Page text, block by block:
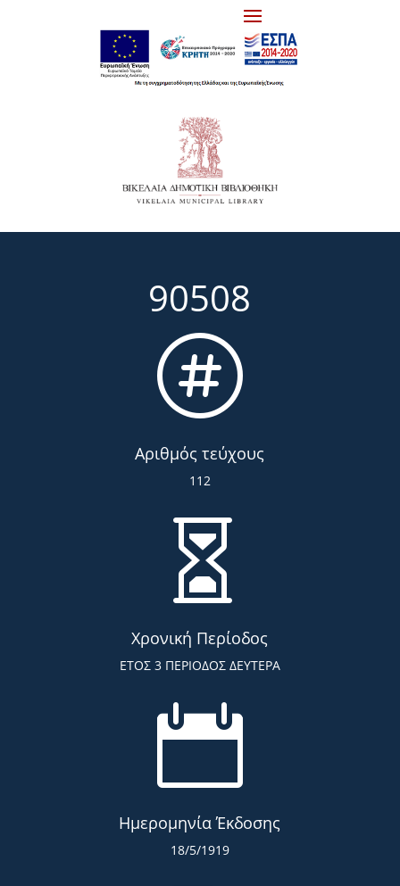
90508

Αριθμός τεύχους
112

Χρονική Περίοδος
ΕΤΟΣ 3 ΠΕΡΙΟΔΟΣ ΔΕΥΤΕΡΑ

Ημερομηνία Έκδοσης
18/5/1919